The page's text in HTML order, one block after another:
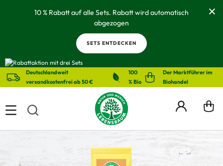
springen10 % Rabatt auf alle Sets. Rabatt wird automatisch
abgezogen
SETS ENTDECKEN
Deutschlandweit
versandkostenfrei ab 50 €
100
% Bio
Der Marktführer im
Biohandel